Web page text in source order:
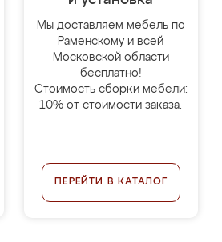
Мы доставляем мебель по
Раменскому и всей
Московской области
бесплатно!
Стоимость сборки мебели:
10% от стоимости заказа.
ПЕРЕЙТИ В КАТАЛОГ